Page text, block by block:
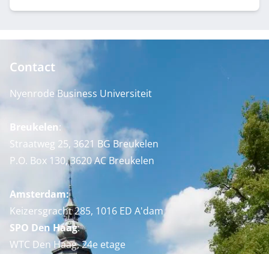
maar vooral hoe je inspeelt op de logica van je
Contact
Nyenrode Business Universiteit
Breukelen:
Straatweg 25, 3621 BG Breukelen
P.O. Box 130, 3620 AC Breukelen
Amsterdam:
Keizersgracht 285, 1016 ED A'dam
SPO Den Haag:
WTC Den Haag, 24e etage